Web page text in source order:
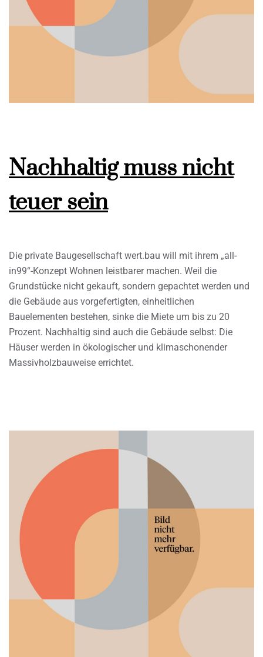
Nachhaltig muss nicht
teuer sein
Die private Baugesellschaft wert.bau will mit ihrem „all-
in99“-Konzept Wohnen leistbarer machen. Weil die
Grundstücke nicht gekauft, sondern gepachtet werden und
die Gebäude aus vorgefertigten, einheitlichen
Bauelementen bestehen, sinke die Miete um bis zu 20
Prozent. Nachhaltig sind auch die Gebäude selbst: Die
Häuser werden in ökologischer und klimaschonender
Massivholzbauweise errichtet.